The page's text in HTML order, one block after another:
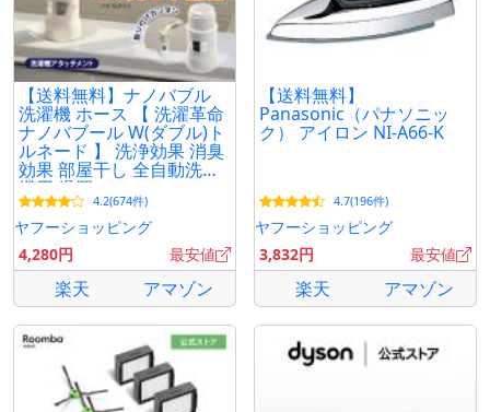
【送料無料】ナノバブル
洗濯機 ホース 【 洗濯革命
ナノバブール W(ダブル)ト
ルネード 】 洗浄効果 消臭
効果 部屋干し 全自動洗濯
機用 爆買
4.2(674件)
ヤフーショッピング
4,280円
最安値
楽天 アマゾン
【送料無料】
Panasonic（パナソニッ
ク） アイロン NI-A66-K
4.7(196件)
ヤフーショッピング
3,832円
最安値
楽天 アマゾン